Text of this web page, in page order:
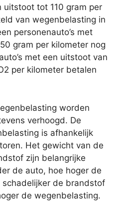
uitstoot tot 110 gram per
van wegenbelasting in
personenauto’s met
gram per kilometer nog
met een uitstoot van
per kilometer betalen
worden
verhoogd. De
is afhankelijk
Het gewicht van de
zijn belangrijke
de auto, hoe hoger de
de brandstof
de wegenbelasting.